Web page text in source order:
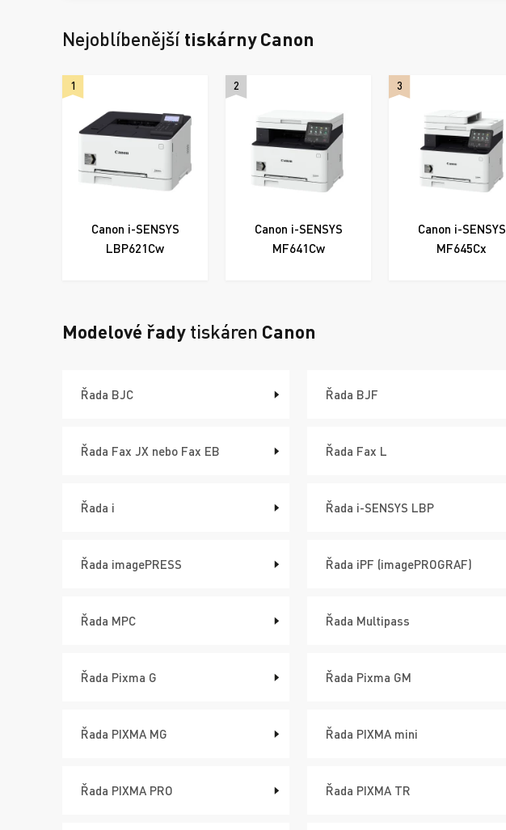
Nejoblíbenější tiskárny Canon
Canon i-SENSYS
LBP621Cw
1
Canon i-SENSYS
MF641Cw
2
Canon i-SENSYS
MF645Cx
3
Modelové řadytiskáren Canon
Řada BJC Řada BJF
Řada Fax JX nebo Fax EB Řada Fax L
Řada i Řada i-SENSYS LBP
Řada imagePRESS Řada iPF (imagePROGRAF)
Řada MPC Řada Multipass
Řada Pixma G Řada Pixma GM
Řada PIXMA MG Řada PIXMA mini
Řada PIXMA PRO Řada PIXMA TR